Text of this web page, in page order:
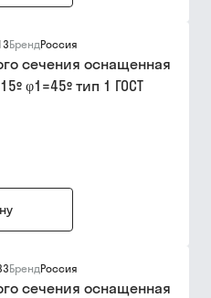
БрендРоссия
сечения оснащенная
φ1=45º тип 1 ГОСТ
БрендРоссия
сечения оснащенная